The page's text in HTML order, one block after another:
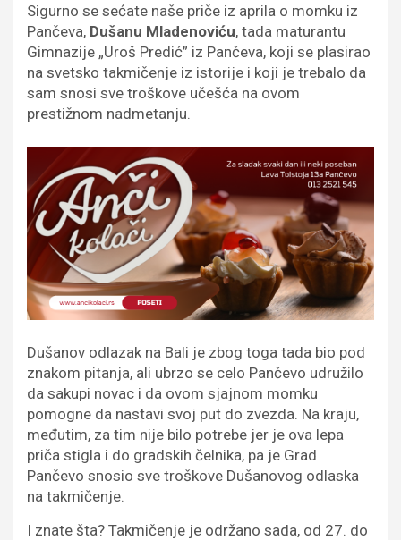
Sigurno se sećate naše priče iz aprila o momku iz
Pančeva, Dušanu Mladenoviću, tada maturantu
Gimnazije „Uroš Predić” iz Pančeva, koji se plasirao
na svetsko takmičenje iz istorije i koji je trebalo da
sam snosi sve troškove učešća na ovom
prestižnom nadmetanju.
Dušanov odlazak na Bali je zbog toga tada bio pod
znakom pitanja, ali ubrzo se celo Pančevo udružilo
da sakupi novac i da ovom sjajnom momku
pomogne da nastavi svoj put do zvezda. Na kraju,
međutim, za tim nije bilo potrebe jer je ova lepa
priča stigla i do gradskih čelnika, pa je Grad
Pančevo snosio sve troškove Dušanovog odlaska
na takmičenje.
I znate šta? Takmičenje je održano sada, od 27. do